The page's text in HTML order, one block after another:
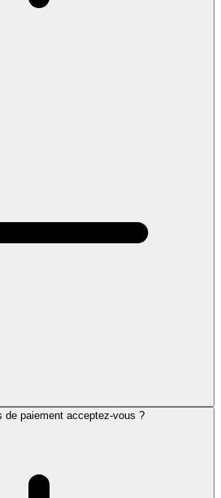
de paiement acceptez-vous ?